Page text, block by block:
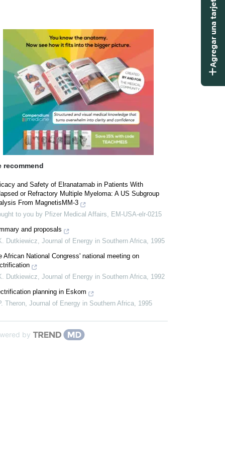
recommend
and Safety of Elranatamab in Patients With
or Refractory Multiple Myeloma: A US Subgroup
From MagnetisMM-3
to you by Pfizer Medical Affairs, EM-USA-elr-0215
and proposals
Dutkiewicz, Journal of Energy in Southern Africa, 1995
African National Congress' national meeting on
Dutkiewicz, Journal of Energy in Southern Africa, 1992
planning in Eskom
Theron, Journal of Energy in Southern Africa, 1995
by